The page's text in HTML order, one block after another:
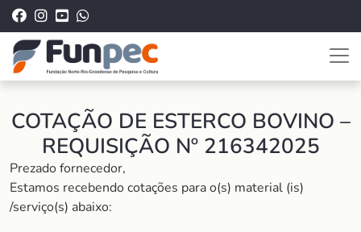
COTAÇÃO DE ESTERCO BOVINO –
REQUISIÇÃO Nº 216342025
Prezado fornecedor,
Estamos recebendo cotações para o(s) material (is)
/serviço(s) abaixo: